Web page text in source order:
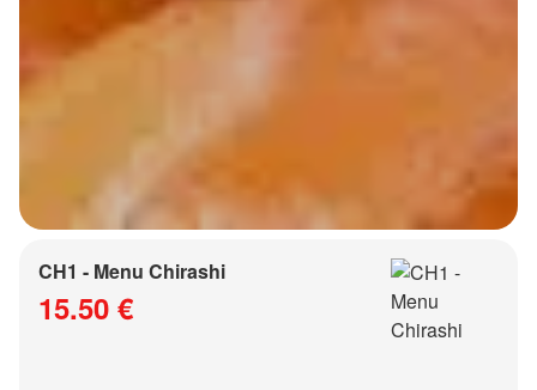
CH1 - Menu Chirashi
15.50 €